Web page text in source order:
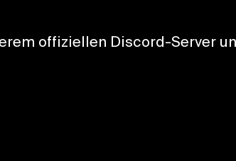
offiziellen Discord-Server